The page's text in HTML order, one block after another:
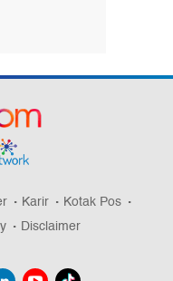
Karir
Kotak Pos
Disclaimer